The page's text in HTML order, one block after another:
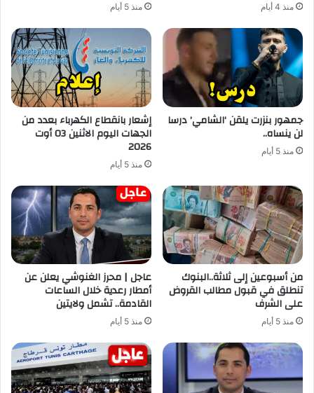
منذ 4 أيام منذ 5 أيام
جمهور بنزرت يلقن ‘الشامي’ درسا
لن ينساه..
منذ 5 أيام
إشعار بانقطاع الكهرباء بعدد من
الجهات اليوم الاثنين 03 أوت
2026
منذ 5 أيام
من أسبوعين إلى ثلاثة..البنوك
تنطلق في قبول مطالب القروض
على الشرف
منذ 5 أيام
عاجل | محرز الغنوشي يعلن عن
أمطار رعدية خلال الساعات
القادمة.. تشمل ولايتين
منذ 5 أيام